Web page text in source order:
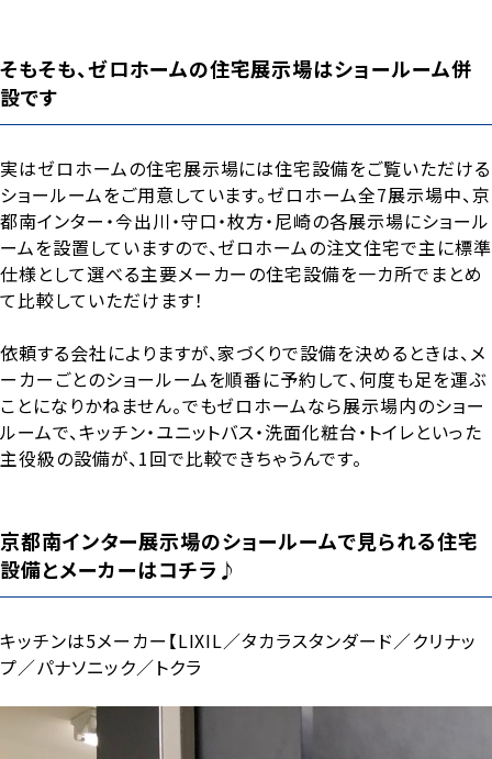
そもそも、ゼロホームの住宅展示場はショールーム併
設です
実はゼロホームの住宅展示場には住宅設備をご覧いただける
ショールームをご用意しています。ゼロホーム全7展示場中、京
都南インター・今出川・守口・枚方・尼崎の各展示場にショール
ームを設置していますので、ゼロホームの注文住宅で主に標準
仕様として選べる主要メーカーの住宅設備を一カ所でまとめ
て比較していただけます！
依頼する会社によりますが、家づくりで設備を決めるときは、メ
ーカーごとのショールームを順番に予約して、何度も足を運ぶ
ことになりかねません。でもゼロホームなら展示場内のショー
ルームで、キッチン・ユニットバス・洗面化粧台・トイレといった
主役級の設備が、1回で比較できちゃうんです。
京都南インター展示場のショールームで見られる住宅
設備とメーカーはコチラ♪
キッチンは5メーカー【LIXIL／タカラスタンダード／クリナッ
プ／パナソニック／トクラ